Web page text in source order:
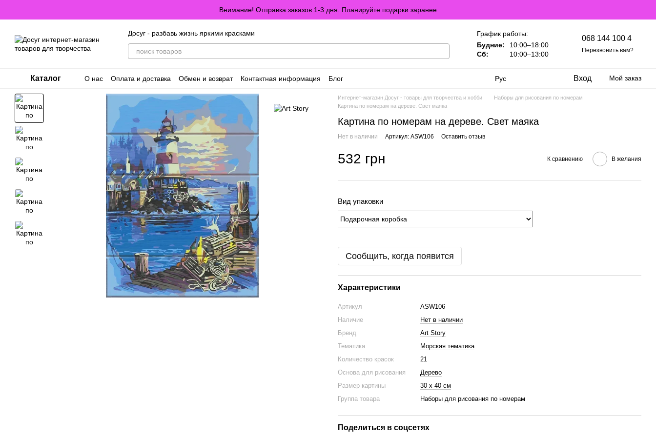
Внимание! Отправка заказов 1-3 дня. Планируйте подарки заранее
Досуг - разбавь жизнь яркими красками
График работы:
Будние:
10:00–18:00
Сб:
10:00–13:00
068 144 100 4
Перезвонить вам?
Каталог О нас Оплата и доставка Обмен и возврат Контактная информация
Блог
Рус Вход Мой заказ
Интернет-магазин Досуг - товары для творчества и хобби
Наборы для рисования по номерам
Картина по номерам на дереве. Свет маяка
Картина по номерам на дереве. Свет маяка
Нет в наличии Артикул: ASW106 Оставить отзыв
532 грн К сравнению В желания
Вид упаковки
Сообщить, когда появится
Характеристики
Артикул
ASW106
Наличие
Нет в наличии
Бренд
Art Story
Тематика
Морская тематика
Количество красок
21
Основа для рисования
Дерево
Размер картины
30 х 40 см
Группа товара
Наборы для рисования по номерам
Поделиться в соцсетях